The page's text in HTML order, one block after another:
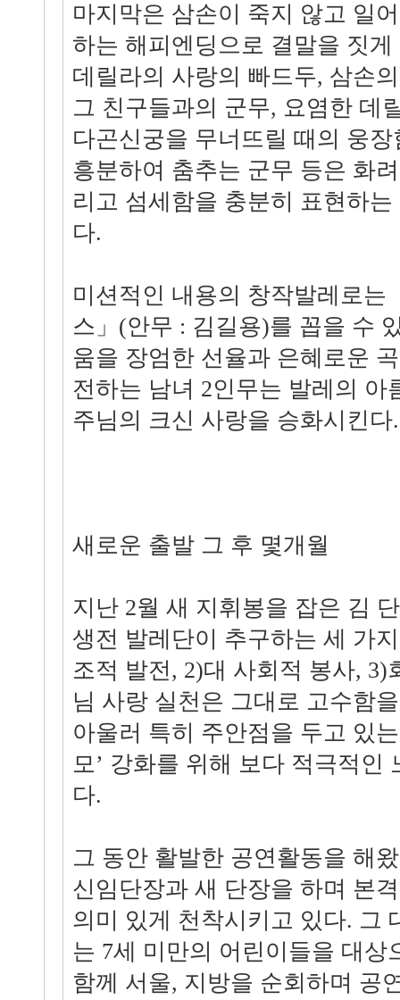
마지막은 삼손이 죽지 않고 일
하는 해피엔딩으로 결말을 짓
데릴라의 사랑의 빠드두, 삼손
그 친구들과의 군무, 요염한 데
다곤신궁을 무너뜨릴 때의 웅
흥분하여 춤추는 군무 등은 화
리고 섬세함을 충분히 표현하
다.
미션적인 내용의 창작발레로는
스」(안무 : 김길용)를 꼽을 수
움을 장엄한 선율과 은혜로운
전하는 남녀 2인무는 발레의 아
주님의 크신 사랑을 승화시킨다.
새로운 출발 그 후 몇개월
지난 2월 새 지휘봉을 잡은 김
생전 발레단이 추구하는 세 가
조적 발전, 2)대 사회적 봉사, 3)
님 사랑 실천은 그대로 고수함
아울러 특히 주안점을 두고 있
모’ 강화를 위해 보다 적극적인
다.
그 동안 활발한 공연활동을 해
신임단장과 새 단장을 하며 본
의미 있게 천착시키고 있다. 그
는 7세 미만의 어린이들을 대상
함께 서울, 지방을 순회하며 공